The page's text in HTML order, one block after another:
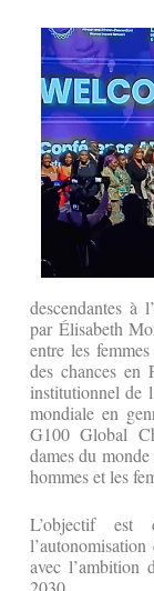
descendantes à
par Élisabeth
entre les
des chances en
institutionnel de
mondiale en
G100 Global
dames du
hommes et les
L’objectif est
avec l’ambition